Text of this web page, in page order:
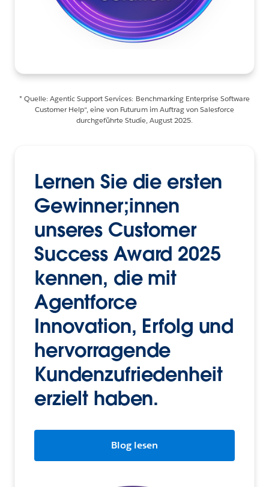
* Quelle: Agentic Support Services: Benchmarking Enterprise Software
Customer Help“, eine von Futurum im Auftrag von Salesforce
durchgeführte Studie, August 2025.
Lernen Sie die ersten
Gewinner;innen
unseres Customer
Success Award 2025
kennen, die mit
Agentforce
Innovation, Erfolg und
hervorragende
Kundenzufriedenheit
erzielt haben.
Blog lesen